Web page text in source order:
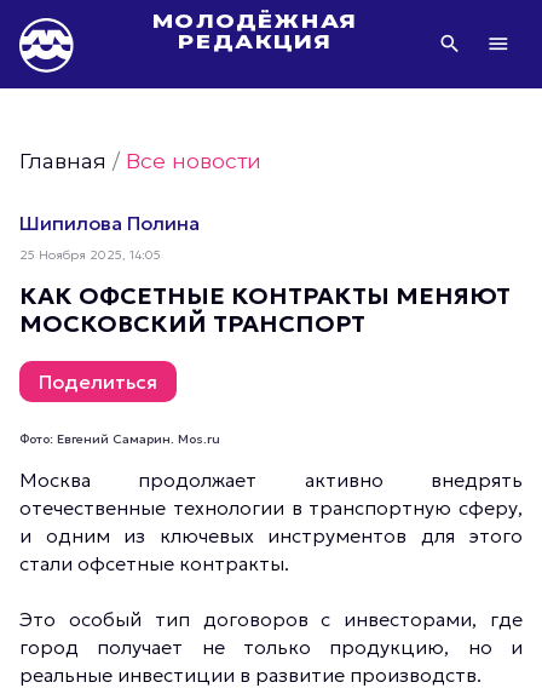
МОЛОДЁЖНАЯ
РЕДАКЦИЯ
Фото Молодёжи Москвы
Фотогалереи Молодёжи Москвы
Статьи Молодёжи Москвы
Молодёжь Москвы культурная
Молодёжь Москвы спортивная
Молодёжь Москвы в движении
Молодёжь Москвы здоровая
Молодёжь Москвы туристическая
Все новости
Главная /Все новости
Шипилова Полина
25 Ноября 2025, 14:05
КАК ОФСЕТНЫЕ КОНТРАКТЫ МЕНЯЮТ
МОСКОВСКИЙ ТРАНСПОРТ
Поделиться
Фото: Евгений Самарин. Mos.ru
Москва продолжает активно внедрять
отечественные технологии в транспортную сферу,
и одним из ключевых инструментов для этого
стали офсетные контракты.
Это особый тип договоров с инвесторами, где
город получает не только продукцию, но и
реальные инвестиции в развитие производств.